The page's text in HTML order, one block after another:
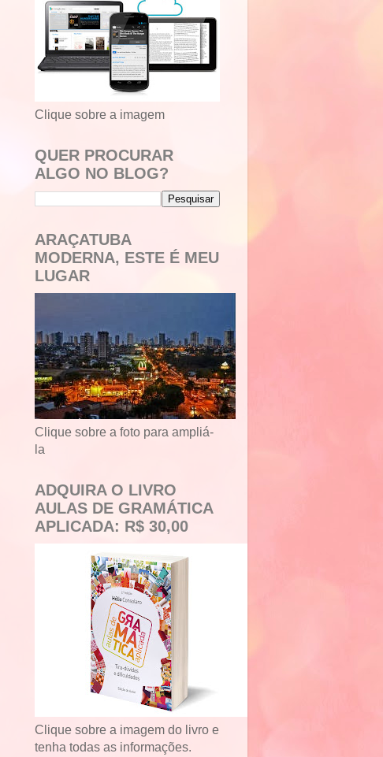
Clique sobre a imagem
QUER PROCURAR
ALGO NO BLOG?
ARAÇATUBA
MODERNA, ESTE É MEU
LUGAR
Clique sobre a foto para ampliá-
la
ADQUIRA O LIVRO
AULAS DE GRAMÁTICA
APLICADA: R$ 30,00
Clique sobre a imagem do livro e
tenha todas as informações.